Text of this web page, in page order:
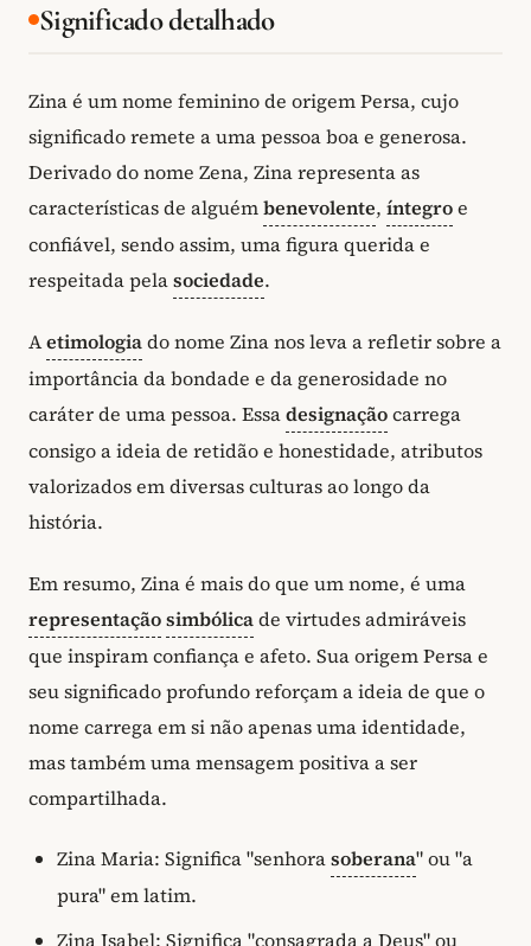
Significado detalhado
Zina é um nome feminino de origem Persa, cujo
significado remete a uma pessoa boa e generosa.
Derivado do nome Zena, Zina representa as
características de alguémbenevolente, íntegroe
confiável, sendo assim, uma figura querida e
respeitada pelasociedade.
Aetimologiado nome Zina nos leva a refletir sobre a
importância da bondade e da generosidade no
caráter de uma pessoa. Essadesignaçãocarrega
consigo a ideia de retidão e honestidade, atributos
valorizados em diversas culturas ao longo da
história.
Em resumo, Zina é mais do que um nome, é uma
representaçãosimbólicade virtudes admiráveis
que inspiram confiança e afeto. Sua origem Persa e
seu significado profundo reforçam a ideia de que o
nome carrega em si não apenas uma identidade,
mas também uma mensagem positiva a ser
compartilhada.
Zina Maria: Significa "senhorasoberana" ou "a
pura" em latim.
Zina Isabel: Significa "consagrada a Deus" ou